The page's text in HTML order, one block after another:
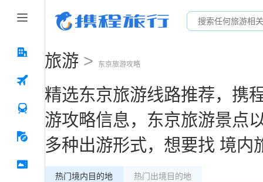
旅游 > 东京旅游攻略
精选东京旅游线路推荐，携
游攻略信息， 东京旅游景点
多种出游形式，想要找 境内
热门境内目的地 热门出境目的地